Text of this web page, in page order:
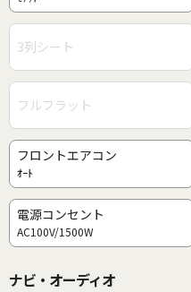
3列シート
フルフラット
フロントエアコン
ｵｰﾄ
電源コンセント
AC100V/1500W
ナビ・オーディオ